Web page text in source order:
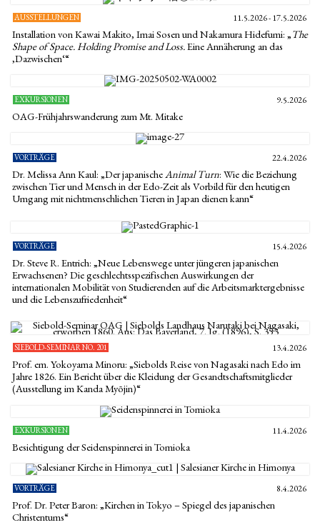
AUSSTELLUNGEN 11.5.2026 - 17.5.2026
Installation von Kawai Makito, Imai Sosen und Nakamura Hidefumi: „The
Shape of Space. Holding Promise and Loss.Eine Annäherung an das
‚Dazwischen‘“
EXKURSIONEN 9.5.2026
OAG-Frühjahrswanderung zum Mt. Mitake
VORTRÄGE 22.4.2026
Dr. Melissa Ann Kaul: „Der japanischeAnimal Turn: Wie die Beziehung
zwischen Tier und Mensch in der Edo-Zeit als Vorbild für den heutigen
Umgang mit nichtmenschlichen Tieren in Japan dienen kann“
VORTRÄGE 15.4.2026
Dr. Steve R. Entrich: „Neue Lebenswege unter jüngeren japanischen
Erwachsenen? Die geschlechtsspezifischen Auswirkungen der
internationalen Mobilität von Studierenden auf die Arbeitsmarktergebnisse
und die Lebenszufriedenheit“
SIEBOLD-SEMINAR NO. 201 13.4.2026
Prof. em. Yokoyama Minoru: „Siebolds Reise von Nagasaki nach Edo im
Jahre 1826. Ein Bericht über die Kleidung der Gesandtschaftsmitglieder
(Ausstellung im Kanda Myōjin)“
EXKURSIONEN 11.4.2026
Besichtigung der Seidenspinnerei in Tomioka
VORTRÄGE 8.4.2026
Prof. Dr. Peter Baron: „Kirchen in Tokyo – Spiegel des japanischen
Christentums“